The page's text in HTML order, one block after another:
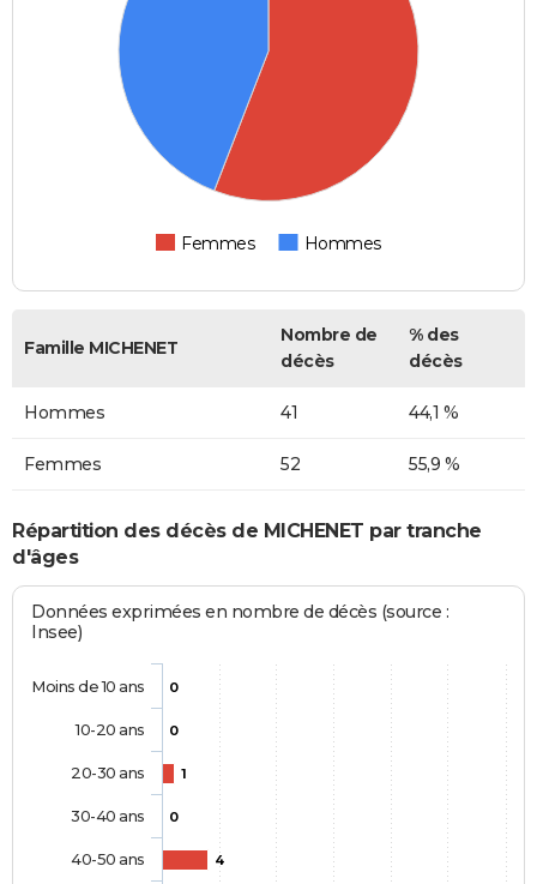
Femmes Hommes
Famille MICHENET
Nombre de
décès
% des
décès
Hommes 41 44,1 %
Femmes 52 55,9 %
Répartition des décès de MICHENET par tranche
d'âges
Données exprimées en nombre de décès (source :
Insee)
0
0
1
0
4
Moins de 10 ans
10-20 ans
20-30 ans
30-40 ans
40-50 ans